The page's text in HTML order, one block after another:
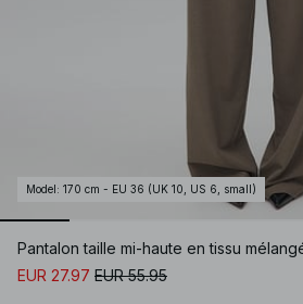
Model : 170 cm - EU 36 (UK 10, US 6, small)
Pantalon taille mi-haute en tissu
EUR 27.97 EUR 55.95